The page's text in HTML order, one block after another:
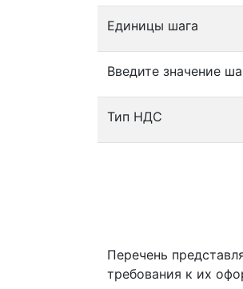
Единицы шага
Введите значение
Тип НДС
Перечень
требования к их